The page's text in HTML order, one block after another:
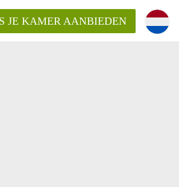
JE KAMER AANBIEDEN